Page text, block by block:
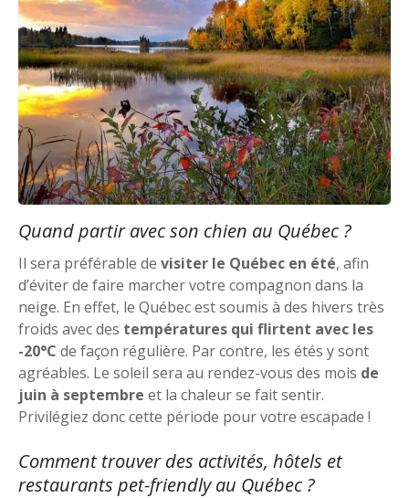
Quand partir avec son chien au Québec ?
Il sera préférable de visiter le Québec en été, afin
d’éviter de faire marcher votre compagnon dans la
neige. En effet, le Québec est soumis à des hivers très
froids avec des températures qui flirtent avec les
-20°C de façon régulière. Par contre, les étés y sont
agréables. Le soleil sera au rendez-vous des mois de
juin à septembre et la chaleur se fait sentir.
Privilégiez donc cette période pour votre escapade !
Comment trouver des activités, hôtels et
restaurants pet-friendly au Québec ?